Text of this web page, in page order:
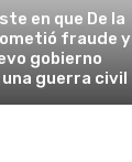
en que De la
fraude y
gobierno
guerra civil